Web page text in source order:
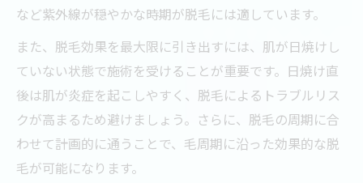
など紫外線が穏やかな時期が脱毛には適しています。
また、脱毛効果を最大限に引き出すには、肌が日焼けし
ていない状態で施術を受けることが重要です。日焼け直
後は肌が炎症を起こしやすく、脱毛によるトラブルリス
クが高まるため避けましょう。さらに、脱毛の周期に合
わせて計画的に通うことで、毛周期に沿った効果的な脱
毛が可能になります。